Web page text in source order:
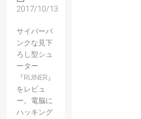
2017/10/13
サイバーパ
ンクな見下
ろし型シュ
ーター
『RUINER』
をレビュ
ー。電脳に
ハッキング